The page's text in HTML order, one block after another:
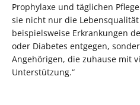
Prophylaxe und täglichen
sie nicht nur die
beispielsweise Erkrankungen
oder Diabetes entgegen,
Angehörigen, die zuhause mit
Unterstützung.“